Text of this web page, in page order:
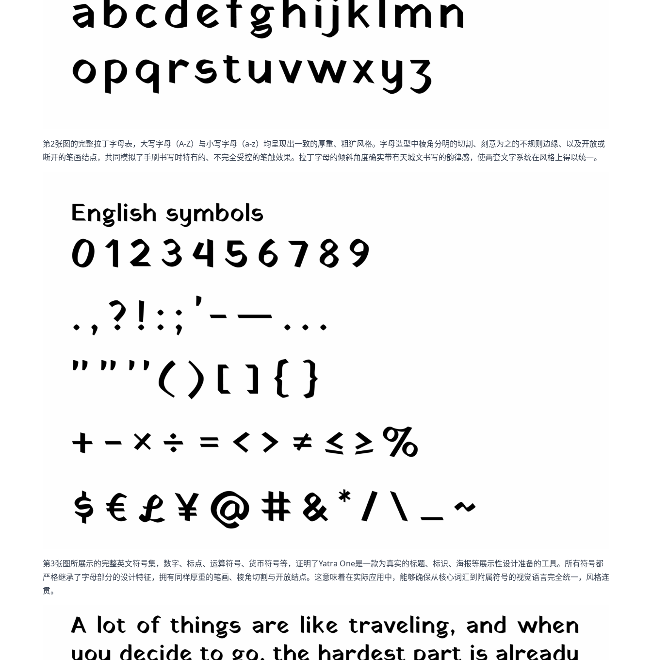
第2张图的完整拉丁字母表，大写字母（A-Z）与小写字母（a-z）均呈现出一致的厚重、粗犷风格。字母造型中棱角分明的切割、刻意为之的不规则边缘、以及开放或
断开的笔画结点，共同模拟了手刷书写时特有的、不完全受控的笔触效果。拉丁字母的倾斜角度确实带有天城文书写的韵律感，使两套文字系统在风格上得以统一。
第3张图所展示的完整英文符号集，数字、标点、运算符号、货币符号等，证明了Yatra One是一款为真实的标题、标识、海报等展示性设计准备的工具。所有符号都
严格继承了字母部分的设计特征，拥有同样厚重的笔画、棱角切割与开放结点。这意味着在实际应用中，能够确保从核心词汇到附属符号的视觉语言完全统一，风格连
贯。